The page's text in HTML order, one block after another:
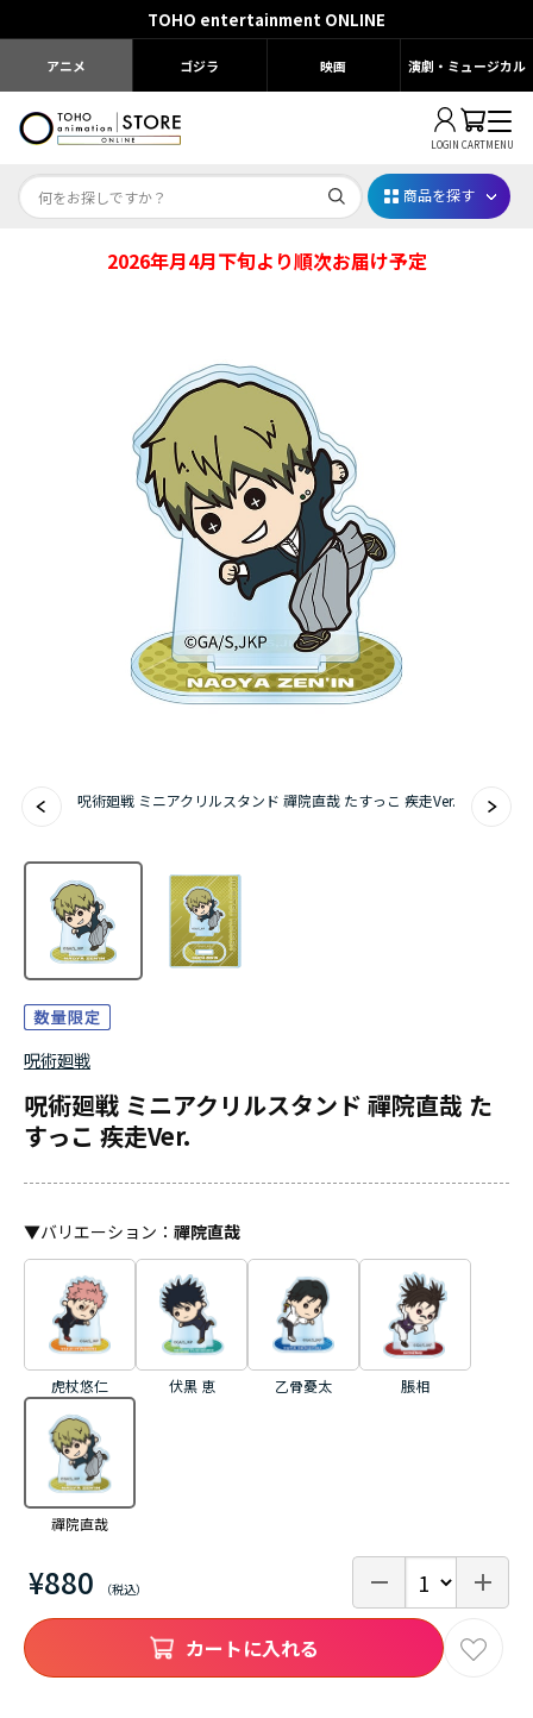
TOHO entertainment ONLINE
アニメ ゴジラ 映画 演劇・ミュージカル
LOGIN CARTMENU
じゅじゅフェス 2026
薬屋のひとりごと 夏の園遊会2026
名探偵コナン
アニメ『僕のヒーローアカデミア』10周年
ハイキュー!!ジャージ＆ユニフォーム
『無職転生Ⅲ ～異世界行ったら本気だす～』
商品を探す
2026年月4月下旬より順次お届け予定
呪術廻戦 ミニアクリルスタンド 禪院直哉 たすっこ 疾走Ver.
呪術廻戦
呪術廻戦 ミニアクリルスタンド 禪院直哉 た
すっこ 疾走Ver.
¥880
▼バリエーション ： 禪院直哉
虎杖悠仁 伏黒 恵 乙骨憂太 脹相
禪院直哉
カートに入れる